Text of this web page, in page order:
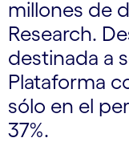
millones de
Research.
destinada a
Plataforma
sólo en el
37%.